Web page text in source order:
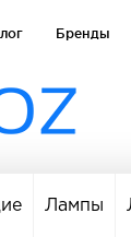
Бренды
Лампы